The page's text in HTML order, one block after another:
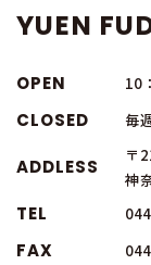
YUEN
OPEN 10
CLOSED 毎
ADDLESS
〒
神
TEL
FAX